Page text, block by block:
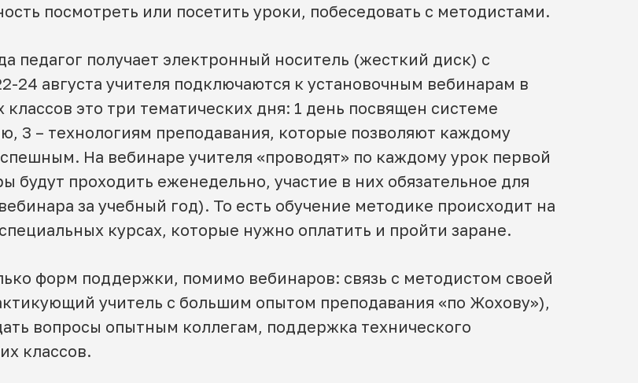
посмотреть или посетить уроки, побеседовать с методистами.
педагог получает электронный носитель (жесткий диск) с
августа учителя подключаются к установочным вебинарам в
это три тематических дня: 1 день посвящен системе
3 – технологиям преподавания, которые позволяют каждому
На вебинаре учителя «проводят» по каждому урок первой
будут проходить еженедельно, участие в них обязательное для
за учебный год). То есть обучение методике происходит на
курсах, которые нужно оплатить и пройти заране.
форм поддержки, помимо вебинаров: связь с методистом своей
учитель с большим опытом преподавания «по Жохову»),
вопросы опытным коллегам, поддержка технического
классов.